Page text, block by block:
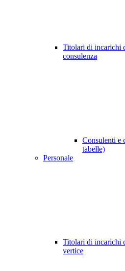
Titolari di incarichi
consulenza
Consulenti e
tabelle)
Personale
Titolari di incarichi
vertice